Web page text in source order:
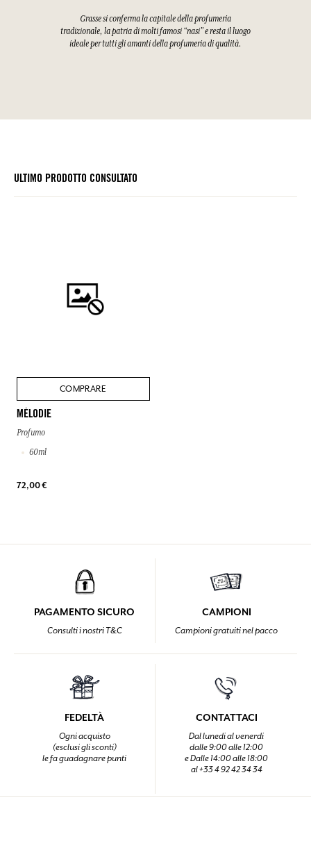
Grasse si conferma la capitale della profumeria
tradizionale, la patria di molti famosi “nasi” e resta il luogo
ideale per tutti gli amanti della profumeria di qualità.
ULTIMO PRODOTTO CONSULTATO
COMPRARE
MÉLODIE
Profumo
60ml
72,00 €
PAGAMENTO SICURO
Consulti i nostri T&C
CAMPIONI
Campioni gratuiti nel pacco
FEDELTÀ
Ogni acquisto
(esclusi gli sconti)
le fa guadagnare punti
CONTATTACI
Dal lunedi al venerdi
dalle 9:00 alle 12:00
e Dalle 14:00 alle 18:00
al +33 4 92 42 34 34